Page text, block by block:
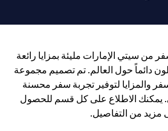
من سيتي الإمارات مليئة بمزايا رائعة
دائماً حول العالم. تم تصميم مجموعة
والمزايا لتوفير تجربة سفر محسنة
يمكنك الاطلاع على كل قسم للحصول
مزيد من التفاصيل.